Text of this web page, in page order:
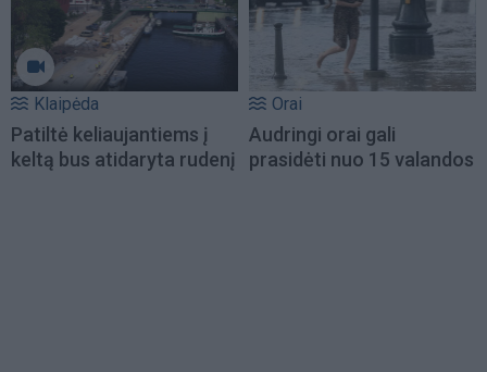
Klaipėda
Patiltė keliaujantiems į
keltą bus atidaryta rudenį
Orai
Audringi orai gali
prasidėti nuo 15 valandos